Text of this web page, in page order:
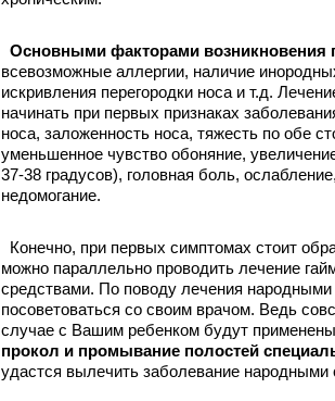
Основными факторами возникновения
всевозможные аллергии, наличие
искривления перегородки носа и т.д.
начинать при первых признаках
носа, заложенность носа, тяжесть по обе
уменьшенное чувство обоняние,
37-38 градусов), головная боль,
недомогание.
Конечно, при первых симптомах стоит
можно параллельно проводить лечение
средствами. По поводу лечения
посоветоваться со своим врачом. Ведь
случае с Вашим ребенком будут применены
прокол и промывание полостей
удастся вылечить заболевание